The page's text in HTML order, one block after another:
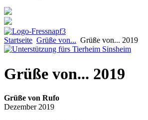
Startseite Grüße von... Grüße von... 2019
Grüße von... 2019
Grüße von Rufo
Dezember 2019